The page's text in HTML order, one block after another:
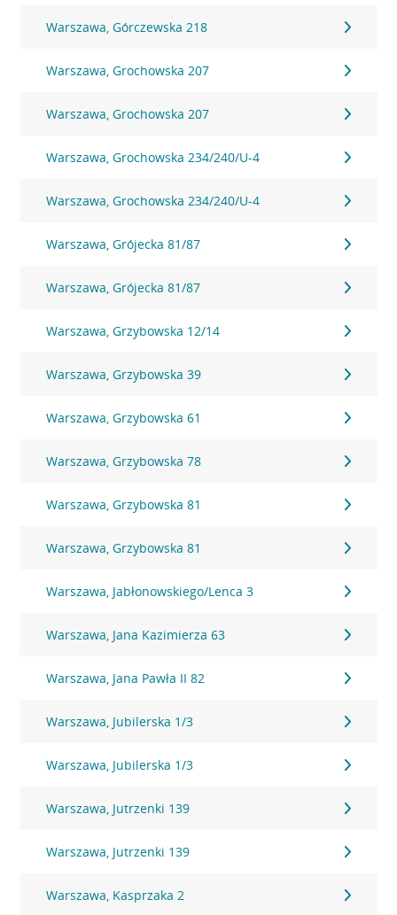
Warszawa, Górczewska 218
Warszawa, Grochowska 207
Warszawa, Grochowska 207
Warszawa, Grochowska 234/240/U-4
Warszawa, Grochowska 234/240/U-4
Warszawa, Grójecka 81/87
Warszawa, Grójecka 81/87
Warszawa, Grzybowska 12/14
Warszawa, Grzybowska 39
Warszawa, Grzybowska 61
Warszawa, Grzybowska 78
Warszawa, Grzybowska 81
Warszawa, Grzybowska 81
Warszawa, Jabłonowskiego/Lenca 3
Warszawa, Jana Kazimierza 63
Warszawa, Jana Pawła II 82
Warszawa, Jubilerska 1/3
Warszawa, Jubilerska 1/3
Warszawa, Jutrzenki 139
Warszawa, Jutrzenki 139
Warszawa, Kasprzaka 2